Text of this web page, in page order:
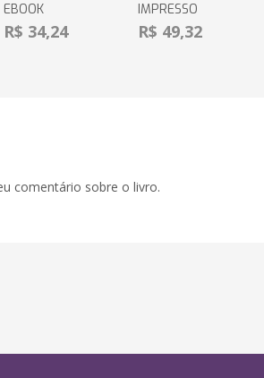
EBOOK
R$ 34,24
IMPRESSO
R$ 49,32
comentário sobre o livro.